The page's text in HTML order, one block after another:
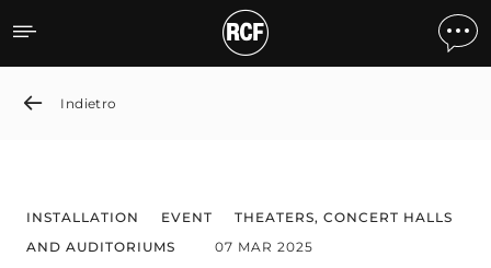
Il Festival della Canzone
Indietro
INSTALLATION EVENT
THEATERS, CONCERT HALLS
AND AUDITORIUMS
07 MAR 2025